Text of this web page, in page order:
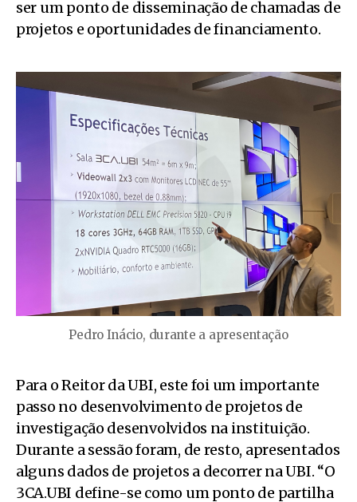
ser um ponto de disseminação de chamadas de
projetos e oportunidades de financiamento.
Pedro Inácio, durante a apresentação
Para o Reitor da UBI, este foi um importante
passo no desenvolvimento de projetos de
investigação desenvolvidos na instituição.
Durante a sessão foram, de resto, apresentados
alguns dados de projetos a decorrer na UBI. “O
3CA.UBI define-se como um ponto de partilha